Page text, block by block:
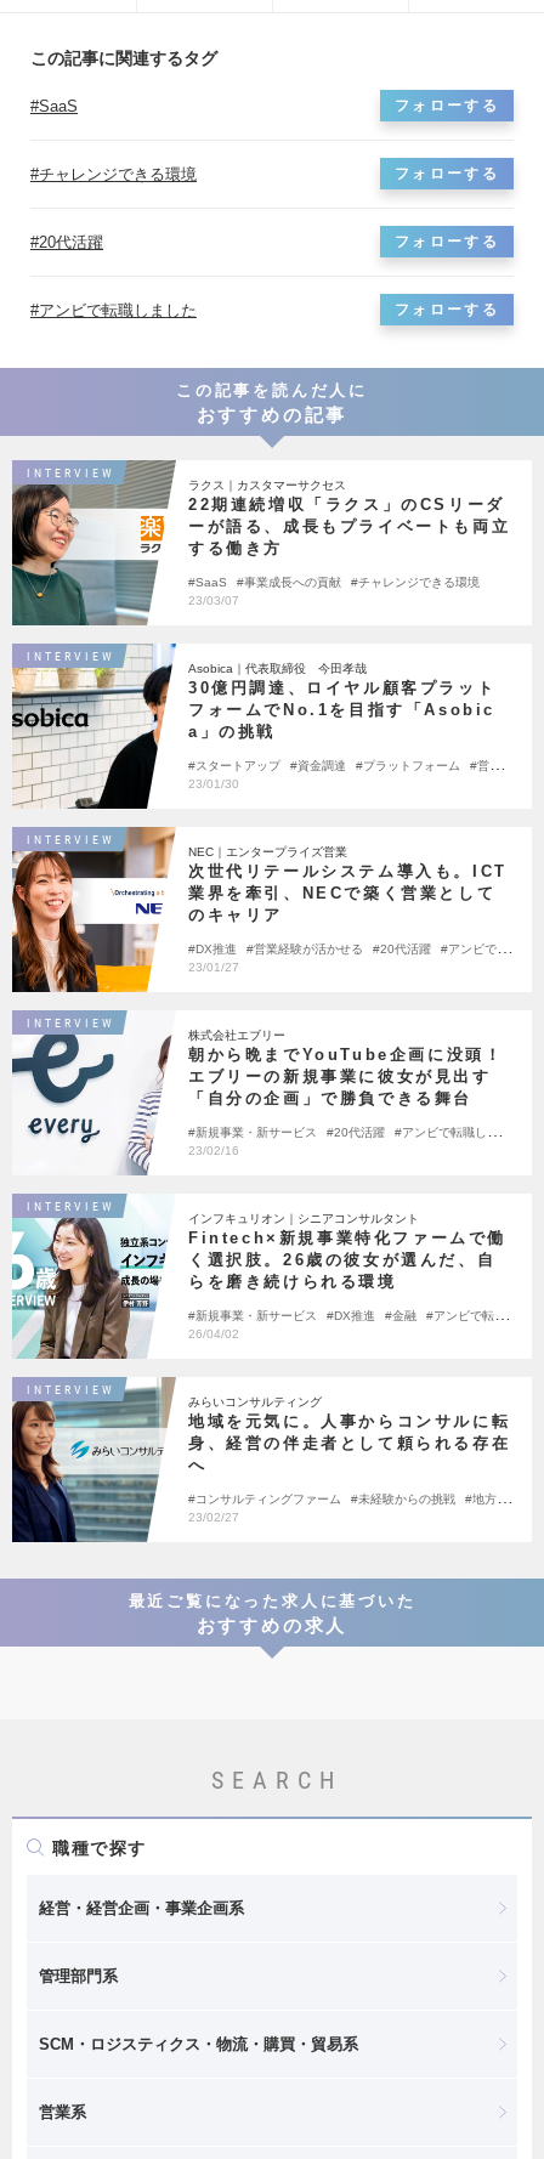
この記事に関連するタグ
SaaS フォローする
チャレンジできる環境 フォローする
20代活躍 フォローする
アンビで転職しました フォローする
この記事を読んだ人に
おすすめの記事
INTERVIEW
ラクス｜カスタマーサクセス
22期連続増収「ラクス」のCSリーダ
ーが語る、成長もプライベートも両立
する働き方
SaaS 事業成長への貢献
チャレンジできる環境
23/03/07
INTERVIEW
Asobica｜代表取締役 今田孝哉
30億円調達、ロイヤル顧客プラット
フォームでNo.1を目指す「Asobic
a」の挑戦
スタートアップ 資金調達 プラットフォーム
営業経
験が活かせる
23/01/30
INTERVIEW
NEC｜エンタープライズ営業
次世代リテールシステム導入も。ICT
業界を牽引、NECで築く営業として
のキャリア
DX推進 営業経験が活かせる 20代活躍
アンビで転
職しました
23/01/27
INTERVIEW
株式会社エブリー
朝から晩までYouTube企画に没頭！
エブリーの新規事業に彼女が見出す
「自分の企画」で勝負できる舞台
新規事業・新サービス 20代活躍
アンビで転職しまし
た
23/02/16
INTERVIEW
インフキュリオン｜シニアコンサルタント
Fintech×新規事業特化ファームで働
く選択肢。26歳の彼女が選んだ、自
らを磨き続けられる環境
新規事業・新サービス DX推進 金融
アンビで転職
しました
26/04/02
INTERVIEW
みらいコンサルティング
地域を元気に。人事からコンサルに転
身、経営の伴走者として頼られる存在
へ
コンサルティングファーム 未経験からの挑戦
地方創
生
アンビで転職しました
23/02/27
最近ご覧になった求人に基づいた
おすすめの求人
SEARCH
職種で探す
経営・経営企画・事業企画系
管理部門系
SCM・ロジスティクス・物流・購買・貿易系
営業系